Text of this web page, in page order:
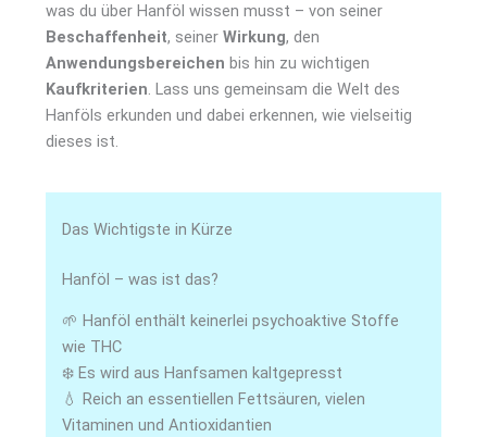
was du über Hanföl wissen musst – von seiner
Beschaffenheit, seinerWirkung, den
Anwendungsbereichen bis hin zu wichtigen
Kaufkriterien. Lass uns gemeinsam die Welt des
Hanföls erkunden und dabei erkennen, wie vielseitig
dieses ist.
Das Wichtigste in Kürze
Hanföl – was ist das?
🌱 Hanföl enthält keinerlei psychoaktive Stoffe
wie THC
❄️ Es wird aus Hanfsamen kaltgepresst
💧 Reich an essentiellen Fettsäuren, vielen
Vitaminen und Antioxidantien